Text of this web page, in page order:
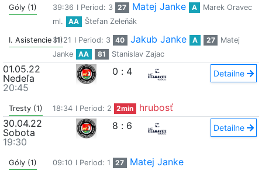
Góly (1) 39:36 I Period: 3 27 Matej Janke A
Marek Oravec
ml.
AA Štefan Zeleňák
I. Asistencie (1)31:21 I Period: 3 40 Jakub Janke A 27
Matej
Janke
AA 81 Stanislav Zajac
01.05.22
Nedeľa
20:45
0 : 4 Detailne
Tresty (1) 18:34 I Period: 2 2min
hrubosť
30.04.22
Sobota
19:30
8 : 6 Detailne
Góly (1) 09:10 I Period: 1 27 Matej Janke